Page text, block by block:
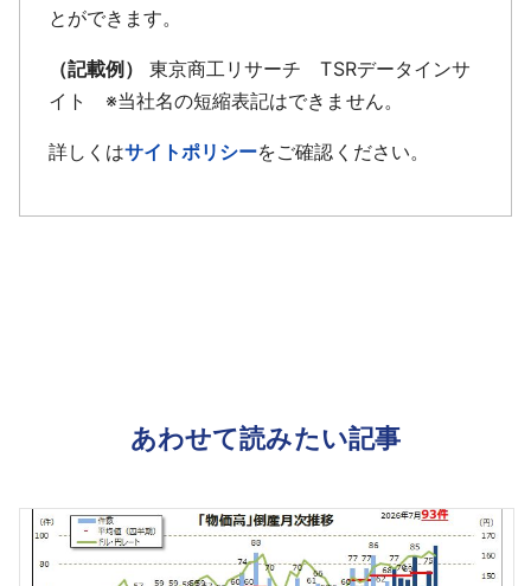
とができます。
（記載例）
東京商工リサーチ TSRデータインサ
イト ※当社名の短縮表記はできません。
詳しくはサイトポリシーをご確認ください。
あわせて読みたい記事